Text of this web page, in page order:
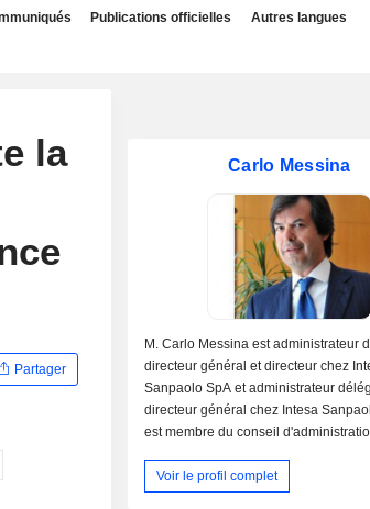
Publications officielles Autres langues
la
Partager
Carlo Messina
M. Carlo Messina est administrateur
directeur général et directeur chez
Sanpaolo SpA et administrateur
directeur général chez Intesa
est membre du conseil
de l'Associazione Bancaria Italiana et
Voir le profil complet